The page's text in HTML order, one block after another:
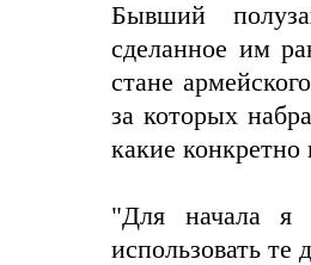
Бывший
сделанное им
стане
за которых
какие
"Для начала я
использовать